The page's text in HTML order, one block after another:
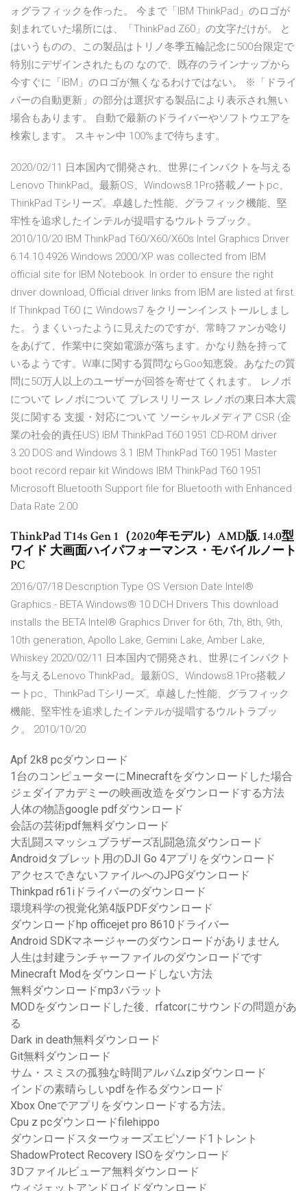
ォグラフィックを作った。 今まで「IBM ThinkPad」のロゴが
刻まれていた場所には、「ThinkPad Z60」の文字だけが。 と
はいうものの、この製品はトリノ冬季五輪記念に500台限定で
特別にデザインされたもの なので、既存のラインナップから
今すぐに「IBM」のロゴが無くなるわけではない。 ※「ドライ
バーの自動更新」の部分は選択する製品により表示され無い
場合もあります。 自動で最新のドライバーやソフトウエアを
検索します。 スキャン中 100%まで待ちます。
2020/02/11 日本国内で開発され、世界にインパクトを与える
Lenovo ThinkPad。最新OS、Windows8.1Pro搭載ノートpc、
ThinkPad Tシリーズ。卓越した性能、グラフィック機能、堅
牢性を追求したインテルが提唱するウルトラブック。
2010/10/20 IBM ThinkPad T60/X60/X60s Intel Graphics Driver
6.14.10.4926 Windows 2000/XP was collected from IBM
official site for IBM Notebook. In order to ensure the right
driver download, Official driver links from IBM are listed at first.
If Thinkpad T60 に Windows7 をクリーンインストールしまし
た。うまくいったように見えたのですが、常時ファンが唸り
をあげて、作業中に突如電源が落ちます。かなり熱を持って
いるようです。W車に関する質問ならGoo知恵袋。あなたの質
問に50万人以上のユーザーが回答を寄せてくれます。 レノボ
について レノボについて プレスリリース レノボの東日本大震
災に関する 支援・対応について ソーシャルメディア CSR (企
業の社会的責任US) IBM ThinkPad T60 1951 CD-ROM driver
3.20 DOS and Windows 3.1 IBM ThinkPad T60 1951 Master
boot record repair kit Windows IBM ThinkPad T60 1951
Microsoft Bluetooth Support file for Bluetooth with Enhanced
Data Rate 2.00
ThinkPad T14s Gen 1（2020年モデル）AMD版. 14.0型
ワイド 大画面ハイパフォーマンス・モバイルノート
PC
2016/07/18 Description Type OS Version Date Intel®
Graphics - BETA Windows® 10 DCH Drivers This download
installs the BETA Intel® Graphics Driver for 6th, 7th, 8th, 9th,
10th generation, Apollo Lake, Gemini Lake, Amber Lake,
Whiskey 2020/02/11 日本国内で開発され、世界にインパクト
を与えるLenovo ThinkPad。最新OS、Windows8.1Pro搭載ノ
ートpc、ThinkPad Tシリーズ。卓越した性能、グラフィック
機能、堅牢性を追求したインテルが提唱するウルトラブッ
ク。 2010/10/20
Apf 2k8 pcダウンロード
1台のコンピューターにMinecraftをダウンロードした場合
ジェダイアカデミーの映画改造をダウンロードする方法
人体の物語google pdfダウンロード
会話の芸術pdf無料ダウンロード
大乱闘スマッシュブラザーズ乱闘急流ダウンロード
Androidタブレット用のDJI Go 4アプリをダウンロード
アクセスできないファイルへのJPGダウンロード
Thinkpad r61iドライバーのダウンロード
環境科学の視覚化第4版PDFダウンロード
ダウンロードhp officejet pro 8610ドライバー
Android SDKマネージャーのダウンロードがありません
人生は封建ランチャーファイルのダウンロードです
Minecraft Modをダウンロードしない方法
無料ダウンロードmp3バラット
MODをダウンロードした後、rfatcorにサウンドの問題があ
る
Dark in death無料ダウンロード
Git無料ダウンロード
サム・スミスの孤独な時間アルバムzipダウンロード
インドの素晴らしいpdfを作るダウンロード
Xbox Oneでアプリをダウンロードする方法。
Cpu z pcダウンロードfilehippo
ダウンロードスターウォーズエピソード1トレント
ShadowProtect Recovery ISOをダウンロード
3Dファイルビューア無料ダウンロード
ウィジェットアンドロイドダウンロード